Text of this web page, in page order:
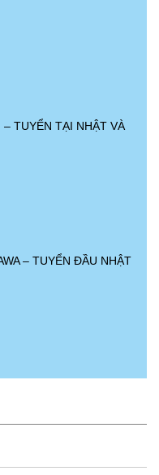
TUYỂN TẠI NHẬT VÀ
– TUYỂN ĐẦU NHẬT